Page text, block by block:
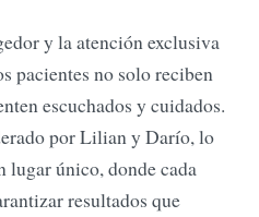
y la atención exclusiva
pacientes no solo reciben
escuchados y cuidados.
por Lilian y Darío, lo
lugar único, donde cada
resultados que